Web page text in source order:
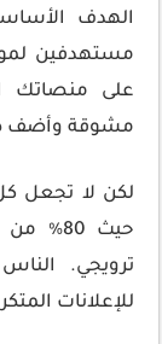
الهدف
مستهدفين
على منصاتك
مشوقة وأضف
ترويجي.
للإعلانات